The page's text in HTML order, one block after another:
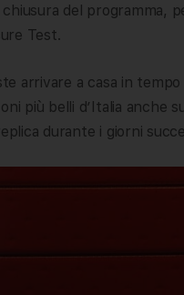
del programma,
Test.
arrivare a casa in
più belli d’Italia anche
durante i giorni